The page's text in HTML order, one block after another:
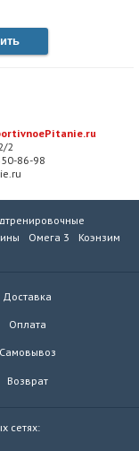
2
86-98
Омега 3
Коэнзим
Доставка
Оплата
Самовывоз
Возврат
сетях: